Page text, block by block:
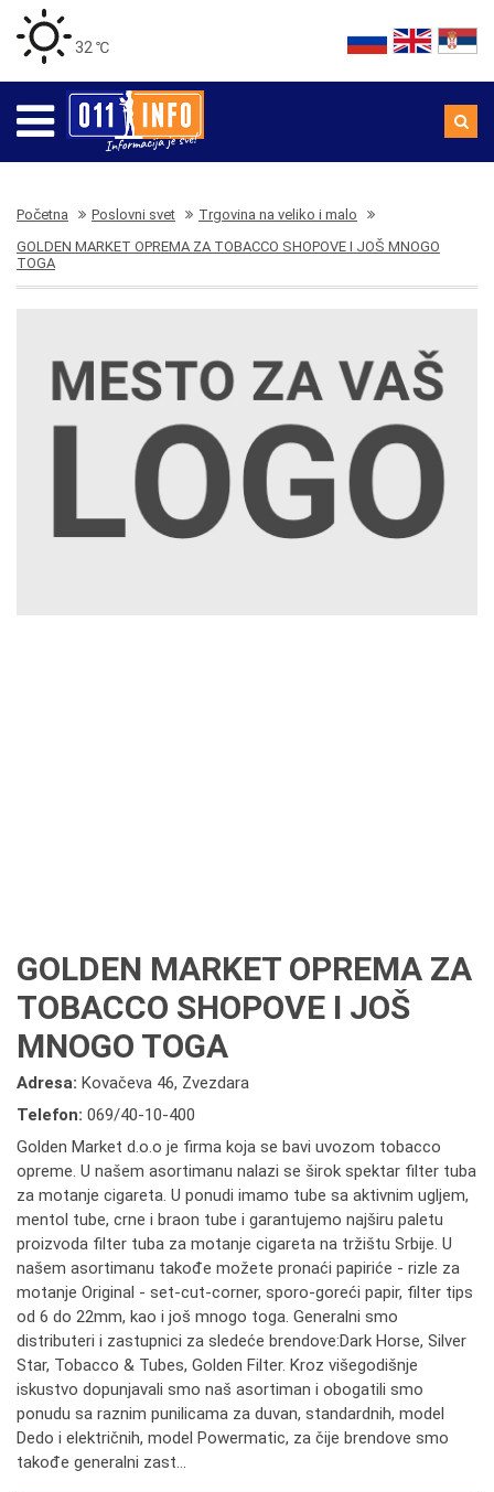
32 ℃
Početna Poslovni svet
Trgovina na veliko i malo
GOLDEN MARKET OPREMA ZA TOBACCO SHOPOVE I JOŠ MNOGO
TOGA
GOLDEN MARKET OPREMA ZA
TOBACCO SHOPOVE I JOŠ
MNOGO TOGA
Adresa: Kovačeva 46, Zvezdara
Telefon: 069/40-10-400
Golden Market d.o.o je firma koja se bavi uvozom tobacco
opreme. U našem asortimanu nalazi se širok spektar filter tuba
za motanje cigareta. U ponudi imamo tube sa aktivnim ugljem,
mentol tube, crne i braon tube i garantujemo najširu paletu
proizvoda filter tuba za motanje cigareta na tržištu Srbije. U
našem asortimanu takođe možete pronaći papiriće - rizle za
motanje Original - set-cut-corner, sporo-goreći papir, filter tips
od 6 do 22mm, kao i još mnogo toga. Generalni smo
distributeri i zastupnici za sledeće brendove:Dark Horse, Silver
Star, Tobacco & Tubes, Golden Filter. Kroz višegodišnje
iskustvo dopunjavali smo naš asortiman i obogatili smo
ponudu sa raznim punilicama za duvan, standardnih, model
Dedo i električnih, model Powermatic, za čije brendove smo
takođe generalni zast...